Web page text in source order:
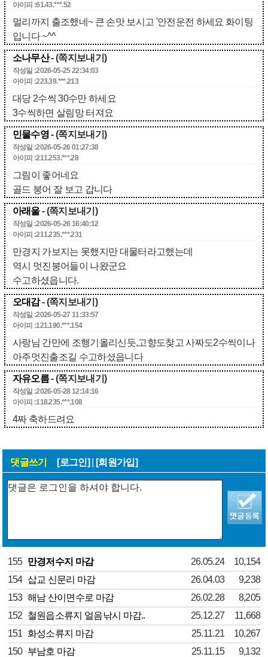
아이피 :61.43.***.52
멀리까지 출조했네~ 큰 손맛 보시고 '안전운전 하세요 화이팅
입니다 ~^^
소나무산- (쪽지보내기)
작성일 :2026-05-25 22:34:03
아이피 :223.39.***.213
대당 2수씩 30수만 하세요
3수씩하면 살림망 터져요
민물수영- (쪽지보내기)
작성일 :2026-05-26 01:27:38
아이피 :211.253.***.28
그림이 좋어네요
골드 붕어 잘 보고 갑니다
아래울- (쪽지보내기)
작성일 :2026-05-26 16:40:12
아이피 :211.235.***.231
만경지 가보지는 못했지만 대물터라고했는데
역시 멋진붕어들이 나왔군요
수고하셨읍니다.
오대감- (쪽지보내기)
작성일 :2026-05-27 11:33:57
아이피 :121.190.***.154
사랑님 간만에 조행기올리신듯,고향도찾고 사짜도2수씩이나
아주멋진출조길 수고하셨읍니다
자유오름- (쪽지보내기)
작성일 :2026-05-28 12:14:16
아이피 :118.235.***.108
4짜 축하드려요
댓글쓰기 [로그인] [회원가입]
155 만경저수지 마감 26.05.24
10,154
154 삽교 신문리 마감 26.04.03
9,238
153 해남 산이면수로 마감 26.02.28
8,205
152 철원읍소류지 얼음낚시 마감.. 25.12.27
11,668
151 화성소류지 마감 25.11.21
10,267
150 부남호 마감 25.11.15 9,132